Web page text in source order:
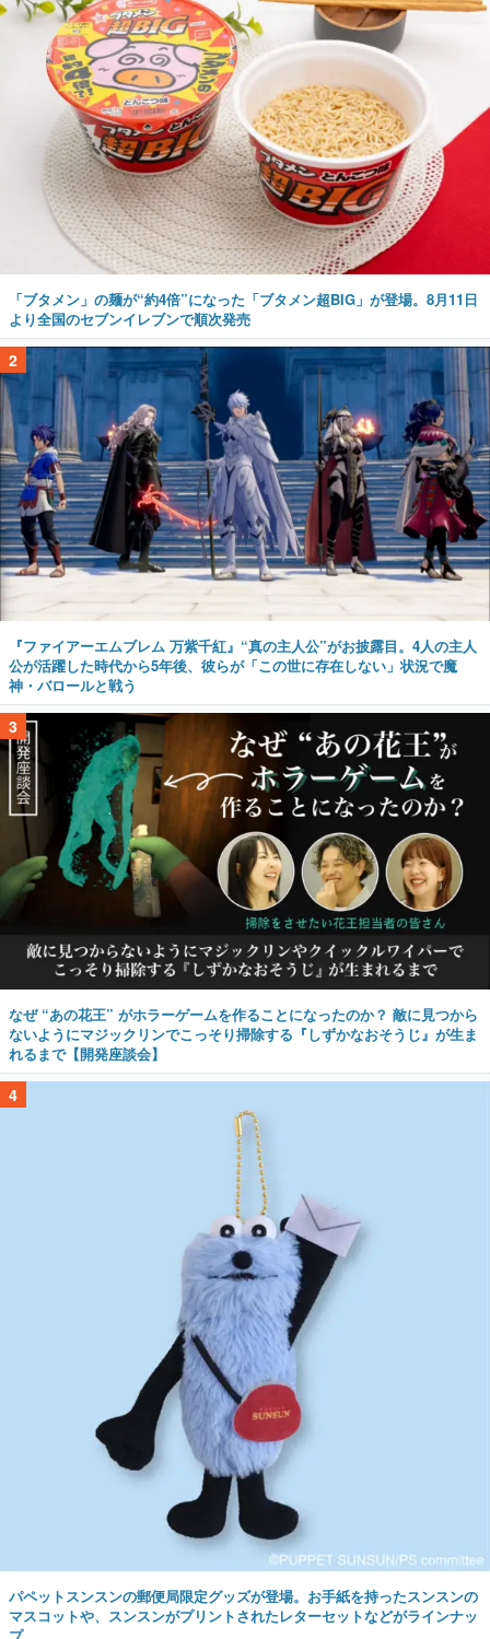
「ブタメン」の麺が“約4倍”になった「ブタメン超BIG」が登場。8月11日
より全国のセブンイレブンで順次発売
2
『ファイアーエムブレム 万紫千紅』“真の主人公”がお披露目。4人の主人
公が活躍した時代から5年後、彼らが「この世に存在しない」状況で魔
神・バロールと戦う
3
なぜ “あの花王” がホラーゲームを作ることになったのか？ 敵に見つから
ないようにマジックリンでこっそり掃除する『しずかなおそうじ』が生ま
れるまで【開発座談会】
4
パペットスンスンの郵便局限定グッズが登場。お手紙を持ったスンスンの
マスコットや、スンスンがプリントされたレターセットなどがラインナッ